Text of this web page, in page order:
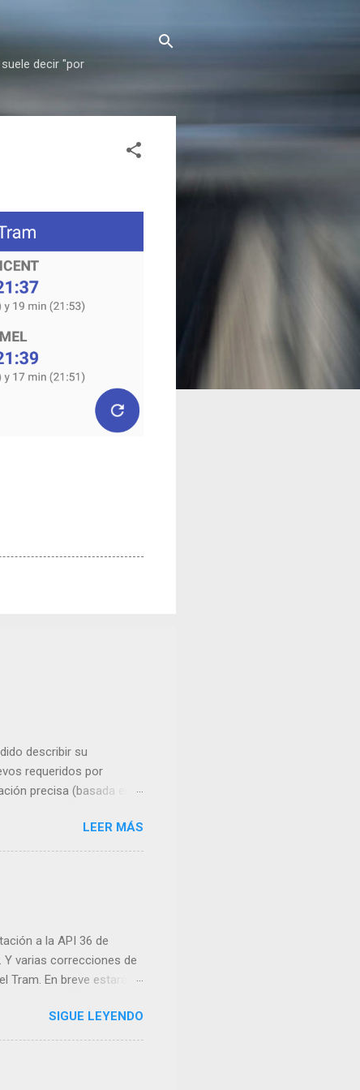
decir "por
describir su
requeridos por
precisa (basada en
fondo de
recuperación. Opciones
que es la función
LEER MÁS
a la API 36 de
varias correcciones de
Tram. En breve estará en
Play. Incluida
SIGUE LEYENDO